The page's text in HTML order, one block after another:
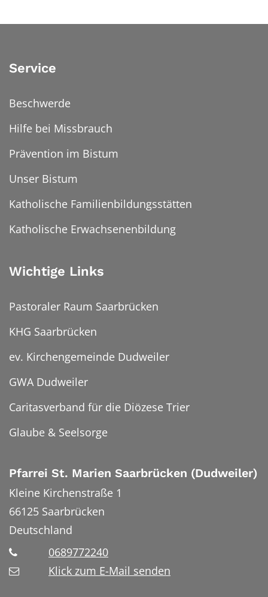
Service
Beschwerde
Hilfe bei Missbrauch
Prävention im Bistum
Unser Bistum
Katholische Familienbildungsstätten
Katholische Erwachsenenbildung
Wichtige Links
Pastoraler Raum Saarbrücken
KHG Saarbrücken
ev. Kirchengemeinde Dudweiler
GWA Dudweiler
Caritasverband für die Diözese Trier
Glaube & Seelsorge
Pfarrei St. Marien Saarbrücken (Dudweiler)
Kleine Kirchenstraße 1
66125 Saarbrücken
Deutschland
0689772240
Klick zum E-Mail senden